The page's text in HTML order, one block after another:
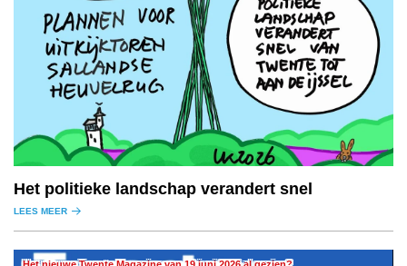
Het politieke landschap verandert snel
LEES MEER